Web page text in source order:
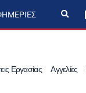
p
s
e
Εργασίας Αγγελίες